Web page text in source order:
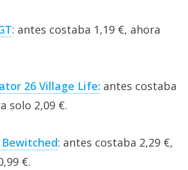
: antes costaba 1,19 €, ahora
26 Village Life: antes costaba
solo 2,09 €.
Bewitched: antes costaba 2,29 €,
€.